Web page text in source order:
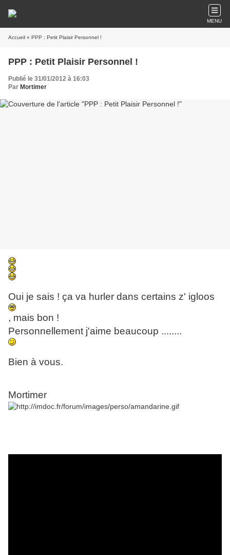
MENU
Accueil » PPP : Petit Plaisir Personnel !
PPP : Petit Plaisir Personnel !
Publié le 31/01/2012 à 16:03
Par Mortimer
Oui je sais ! ça va hurler dans certains z' igloos
, mais bon !
Personnellement j'aime beaucoup ........
Bien à vous.
Mortimer